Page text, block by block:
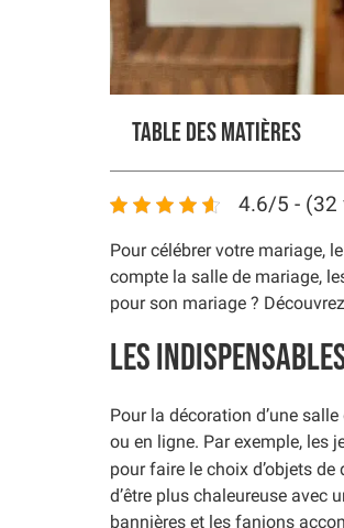
Table des matières
4.6/5 - (32
Pour célébrer votre mariage,
compte la salle de mariage,
pour son mariage ?
Les
Pour la décoration d’une
ou en ligne. Par exemple, les
pour faire le choix d’objets
d’être plus chaleureuse avec
bannières et les fanions